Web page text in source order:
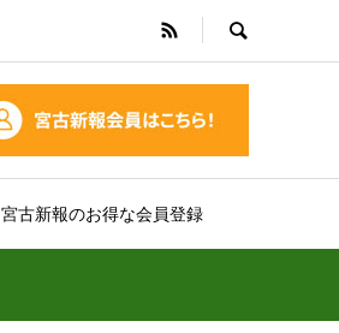
宮古新報のお得な会員登録